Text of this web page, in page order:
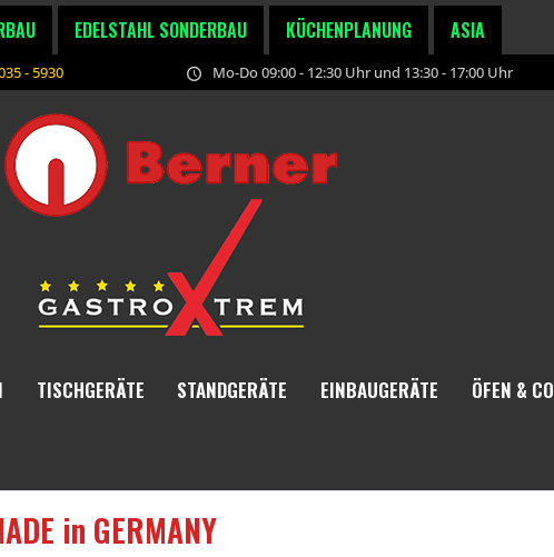
EDELSTAHL SONDERBAU KÜCHENPLANUNG ASIA
- 5930 Mo-Do 09:00 - 12:30 Uhr und 13:30 - 17:00 Uhr
TISCHGERÄTE STANDGERÄTE EINBAUGERÄTE ÖFEN & CO
in GERMANY